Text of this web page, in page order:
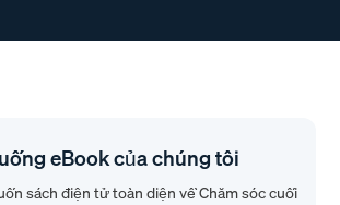
eBook của chúng tôi
sách điện tử toàn diện về Chăm sóc cuối